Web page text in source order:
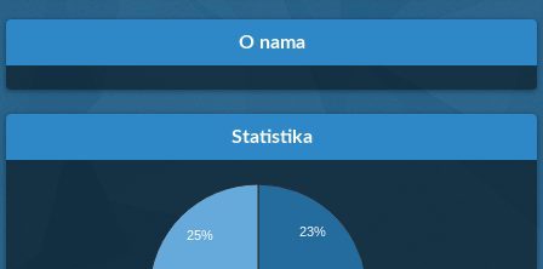
O nama
Statistika
23%
25%